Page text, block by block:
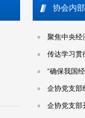
协会内
聚焦中央经济工作会议 | 坚定信
传达学习贯
“确保我国经济航船乘风破浪
企协党支部组织学习
企协党支部开展